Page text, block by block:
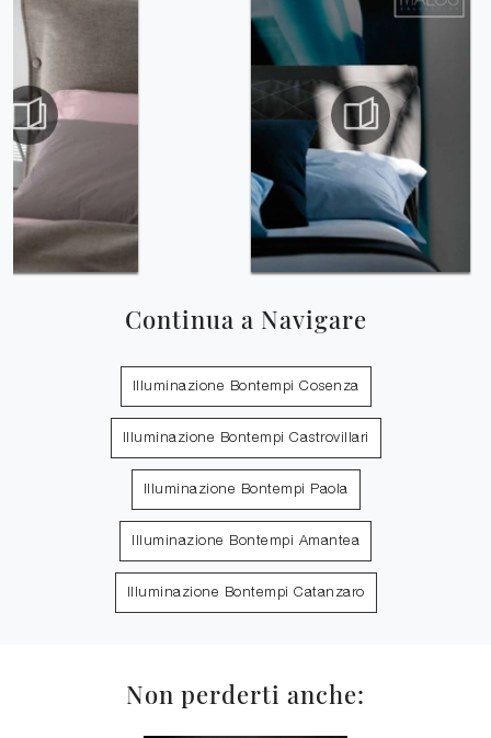
Continua a Navigare
Illuminazione Bontempi Cosenza
Illuminazione Bontempi Castrovillari
Illuminazione Bontempi Paola
Illuminazione Bontempi Amantea
Illuminazione Bontempi Catanzaro
Non perderti anche: